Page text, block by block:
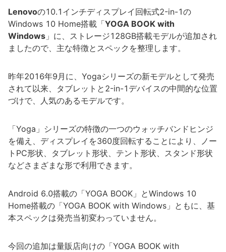
Lenovoの10.1インチディスプレイ回転式2-in-1の
Windows 10 Home搭載「YOGA BOOK with
Windows 」に、ストレージ128GB搭載モデルが追加され
ましたので、主な特徴とスペックを整理します。
昨年2016年9月に、Yogaシリーズの新モデルとして発売
されて以来、タブレットと2-in-1デバイスの中間的な位置
づけで、人気のあるモデルです。
「Yoga」シリーズの特徴の一つのウォッチバンドヒンジ
を備え、ディスプレイを360度回転することにより、ノー
トPC形状、タブレット形状、テント形状、スタンド形状
などさまざまな形で利用できます。
Android 6.0搭載の「YOGA BOOK」とWindows 10
Home搭載の「YOGA BOOK with Windows」ともに、基
本スペックは発売当初変わっていません。
今回の追加は量販店向けの「YOGA BOOK with